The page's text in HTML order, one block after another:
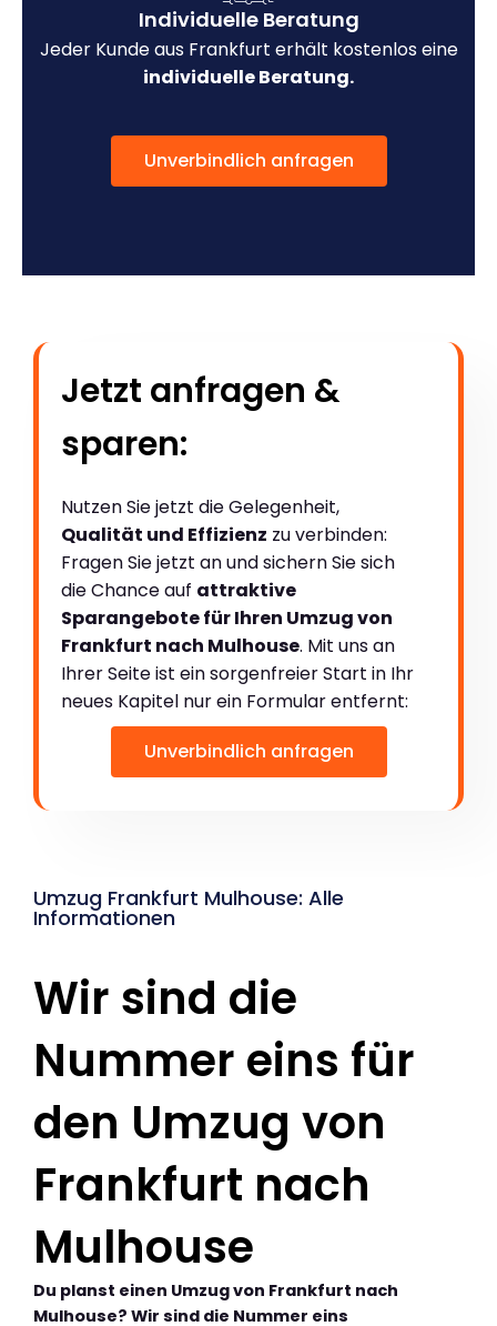
Individuelle Beratung
Jeder Kunde aus Frankfurt erhält kostenlos eine
individuelle Beratung.
Unverbindlich anfragen
Jetzt anfragen &
sparen:
Nutzen Sie jetzt die Gelegenheit,
Qualität und Effizienz zu verbinden:
Fragen Sie jetzt an und sichern Sie sich
die Chance auf attraktive
Sparangebote für Ihren Umzug von
Frankfurt nach Mulhouse. Mit uns an
Ihrer Seite ist ein sorgenfreier Start in Ihr
neues Kapitel nur ein Formular entfernt:
Unverbindlich anfragen
Umzug Frankfurt Mulhouse: Alle
Informationen
Wir sind die
Nummer eins für
den Umzug von
Frankfurt nach
Mulhouse
Du planst einen Umzug von Frankfurt nach
Mulhouse? Wir sind die Nummer eins